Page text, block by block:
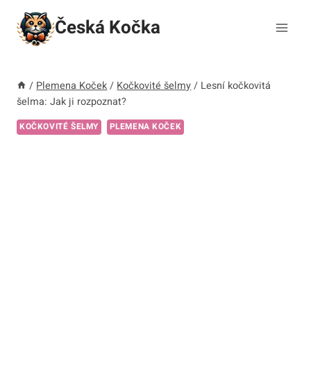
Přeskočit
obsah
Česká Kočka
/ Plemena Koček / Kočkovité šelmy / Lesní kočkovitá
šelma: Jak ji rozpoznat?
KOČKOVITÉ ŠELMY PLEMENA KOČEK